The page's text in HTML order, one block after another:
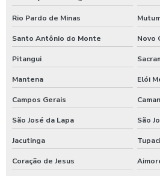
Shampoozeira para lavar caminhão
Shampoozeira onde comprar
Shampoozeira pneumática
Shampoozeira profissional
Shampoozeira sao paulo
Shampoozeira em sp
Shampoozeira valor
Shampoozeira a venda
Rio Pardo de Minas
Santo Antônio do Monte Novo
Pitangui
Mantena Elói
Campos Gerais
São José da Lapa São
Jacutinga
Coração de Jesus